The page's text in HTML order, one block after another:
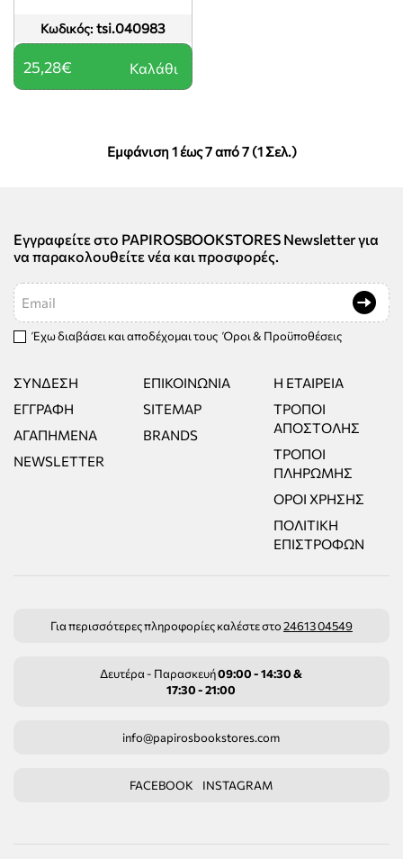
Κωδικός: tsi.040983
25,28€ Καλάθι
Εμφάνιση 1 έως 7 από 7 (1 Σελ.)
Εγγραφείτε στο PAPIROSBOOKSTORES Newsletter για
να παρακολουθείτε νέα και προσφορές.
Email
Έχω διαβάσει και αποδέχομαι τους Όροι & Προϋποθέσεις
ΣΎΝΔΕΣΗ
ΕΓΓΡΑΦΉ
ΑΓΑΠΗΜΈΝΑ
NEWSLETTER
ΕΠΙΚΟΙΝΩΝΊΑ
SITEMAP
BRANDS
Η ΕΤΑΙΡΕΊΑ
ΤΡΌΠΟΙ
ΑΠΟΣΤΟΛΉΣ
ΤΡΌΠΟΙ
ΠΛΗΡΩΜΉΣ
ΌΡΟΙ ΧΡΉΣΗΣ
ΠΟΛΙΤΙΚΉ
ΕΠΙΣΤΡΟΦΏΝ
Για περισσότερες πληροφορίες καλέστε στο24613 04549
Δευτέρα - Παρασκευή09:00 - 14:30 &
17:30 - 21:00
info@papirosbookstores.com
FACEBOOK INSTAGRAM